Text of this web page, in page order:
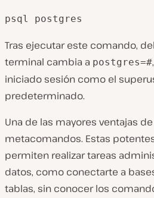
psql postgres
Tras ejecutar este comando,
terminal cambia a postgres=#
iniciado sesión como el
predeterminado.
Una de las mayores ventajas
metacomandos. Estas
permiten realizar tareas
datos, como conectarte a
tablas, sin conocer los